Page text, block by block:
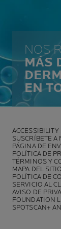
NOS
MÁS
EN
ACCESSIBILITY
SUSCRÍBETE A
PÁGINA DE
POLÍTICA DE
TÉRMINOS Y
MAPA DEL SITIO
POLÍTICA DE
SERVICIO AL
AVISO DE
FOUNDATION
SPOTSCAN+